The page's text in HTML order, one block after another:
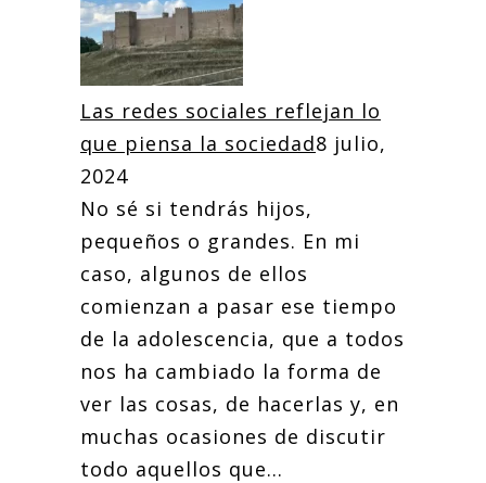
Las redes sociales reflejan lo
que piensa la sociedad8 julio,
2024
No sé si tendrás hijos,
pequeños o grandes. En mi
caso, algunos de ellos
comienzan a pasar ese tiempo
de la adolescencia, que a todos
nos ha cambiado la forma de
ver las cosas, de hacerlas y, en
muchas ocasiones de discutir
todo aquellos que...